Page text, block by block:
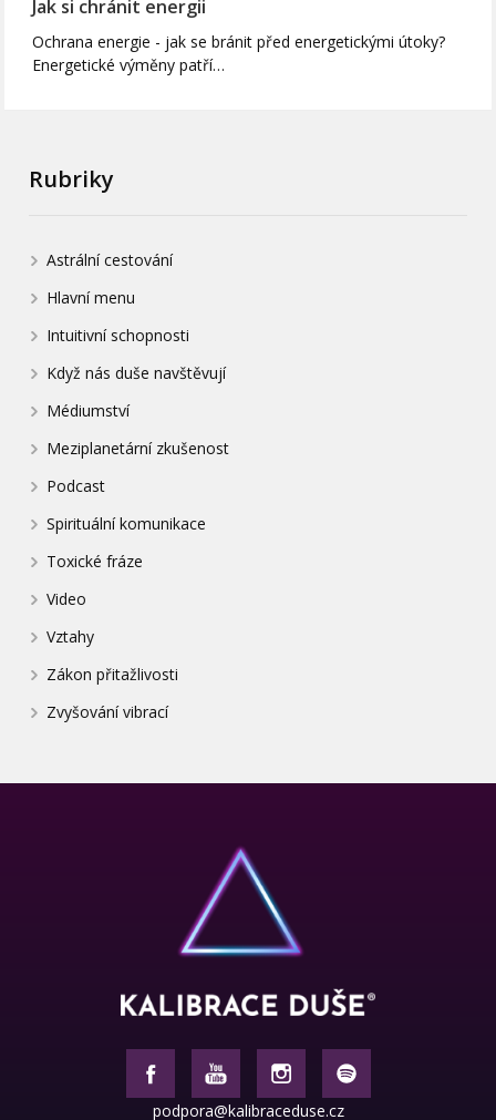
Jak si chránit energii
Ochrana energie - jak se bránit před energetickými útoky?
Energetické výměny patří…
Rubriky
Astrální cestování
Hlavní menu
Intuitivní schopnosti
Když nás duše navštěvují
Médiumství
Meziplanetární zkušenost
Podcast
Spirituální komunikace
Toxické fráze
Video
Vztahy
Zákon přitažlivosti
Zvyšování vibrací
podpora@kalibraceduse.cz